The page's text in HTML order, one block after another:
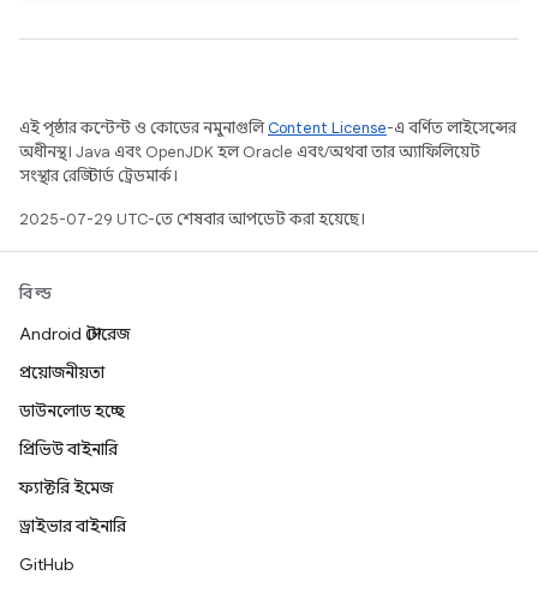
এই পৃষ্ঠার কন্টেন্ট ও কোডের নমুনাগুলিContent License-এ বর্ণিত লাইসেন্সের
অধীনস্থ। Java এবং OpenJDK হল Oracle এবং/অথবা তার অ্যাফিলিয়েট
সংস্থার রেজিস্টার্ড ট্রেডমার্ক।
2025-07-29 UTC-তে শেষবার আপডেট করা হয়েছে।
বিল্ড
Android স্টোরেজ
প্রয়োজনীয়তা
ডাউনলোড হচ্ছে
প্রিভিউ বাইনারি
ফ্যাক্টরি ইমেজ
ড্রাইভার বাইনারি
GitHub